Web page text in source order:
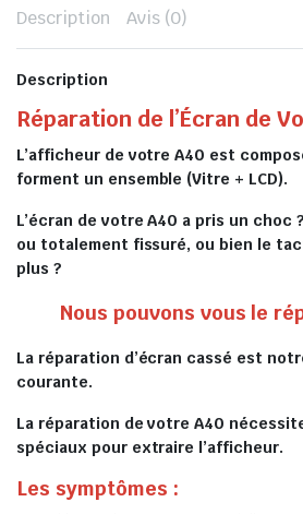
Description Avis (0)
Description
Réparation de l’Écran de
L’afficheur de votre A40 est
forment un ensemble (Vitre + LCD).
L’écran de votre A40 a pris un choc
ou totalement fissuré, ou bien le
plus ?
Nous pouvons vous le
La réparation d’écran cassé est
courante.
La réparation de votre A40
spéciaux pour extraire l’afficheur.
Les symptômes :